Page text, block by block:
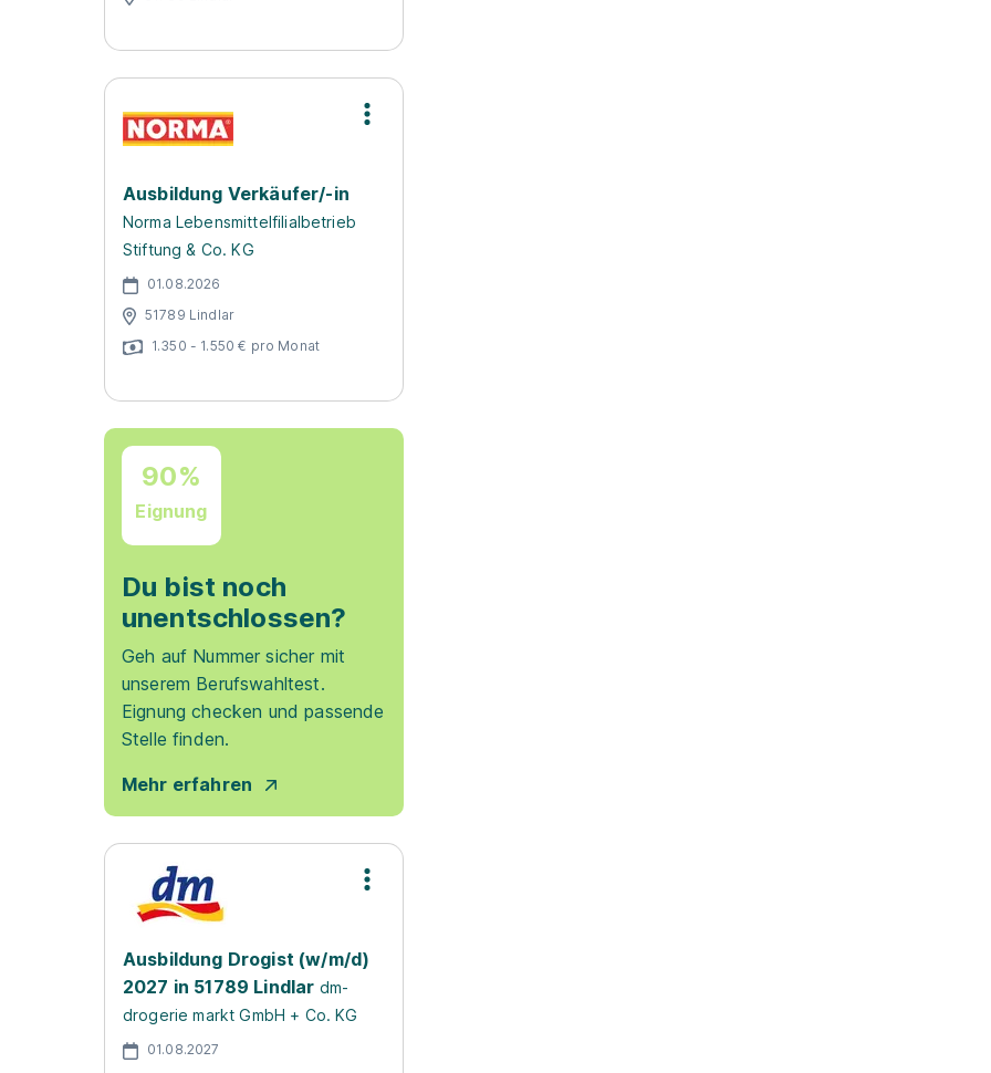
Ausbildung Verkäufer/-in
Norma Lebensmittelfilialbetrieb
Stiftung & Co. KG
01.08.2026
51789 Lindlar
1.350 - 1.550 € pro Monat
90%
Eignung
Du bist noch
unentschlossen?
Geh auf Nummer sicher mit
unserem Berufswahltest.
Eignung checken und passende
Stelle finden.
Mehr erfahren
Ausbildung Drogist (w/m/d)
2027 in 51789 Lindlar dm-
drogerie markt GmbH + Co. KG
01.08.2027